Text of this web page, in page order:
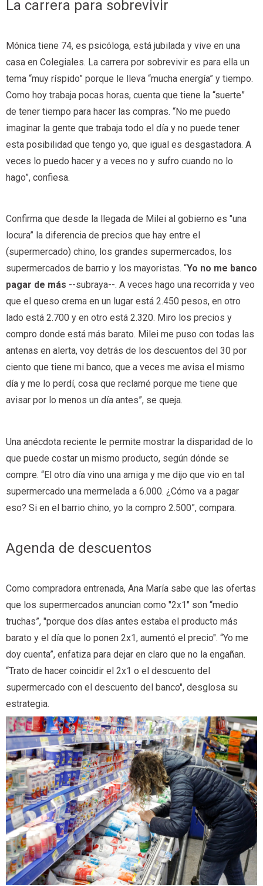
La carrera para sobrevivir
Mónica tiene 74, es psicóloga, está jubilada y vive en una
casa en Colegiales. La carrera por sobrevivir es para ella un
tema “muy ríspido” porque le lleva “mucha energía” y tiempo.
Como hoy trabaja pocas horas, cuenta que tiene la “suerte”
de tener tiempo para hacer las compras. “No me puedo
imaginar la gente que trabaja todo el día y no puede tener
esta posibilidad que tengo yo, que igual es desgastadora. A
veces lo puedo hacer y a veces no y sufro cuando no lo
hago”, confiesa.
Confirma que desde la llegada de Milei al gobierno es "una
locura” la diferencia de precios que hay entre el
(supermercado) chino, los grandes supermercados, los
supermercados de barrio y los mayoristas. “Yo no me banco
pagar de más --subraya--. A veces hago una recorrida y veo
que el queso crema en un lugar está 2.450 pesos, en otro
lado está 2.700 y en otro está 2.320. Miro los precios y
compro donde está más barato. Milei me puso con todas las
antenas en alerta, voy detrás de los descuentos del 30 por
ciento que tiene mi banco, que a veces me avisa el mismo
día y me lo perdí, cosa que reclamé porque me tiene que
avisar por lo menos un día antes”, se queja.
Una anécdota reciente le permite mostrar la disparidad de lo
que puede costar un mismo producto, según dónde se
compre. “El otro día vino una amiga y me dijo que vio en tal
supermercado una mermelada a 6.000. ¿Cómo va a pagar
eso? Si en el barrio chino, yo la compro 2.500”, compara.
Agenda de descuentos
Como compradora entrenada, Ana María sabe que las ofertas
que los supermercados anuncian como "2x1" son “medio
truchas”, "porque dos días antes estaba el producto más
barato y el día que lo ponen 2x1, aumentó el precio". “Yo me
doy cuenta”, enfatiza para dejar en claro que no la engañan.
“Trato de hacer coincidir el 2x1 o el descuento del
supermercado con el descuento del banco", desglosa su
estrategia.